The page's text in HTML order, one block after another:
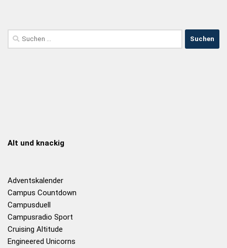
Alt und knackig
Adventskalender
Campus Countdown
Campusduell
Campusradio Sport
Cruising Altitude
Engineered Unicorns